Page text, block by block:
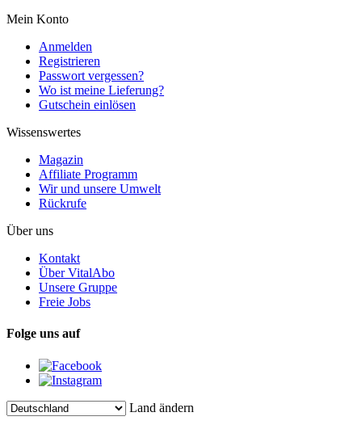
Mein Konto
Anmelden
Registrieren
Passwort vergessen?
Wo ist meine Lieferung?
Gutschein einlösen
Wissenswertes
Magazin
Affiliate Programm
Wir und unsere Umwelt
Rückrufe
Über uns
Kontakt
Über VitalAbo
Unsere Gruppe
Freie Jobs
Folge uns auf
Land ändern